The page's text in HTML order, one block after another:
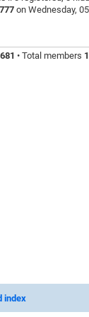
on Wednesday,
681 • Total members
index